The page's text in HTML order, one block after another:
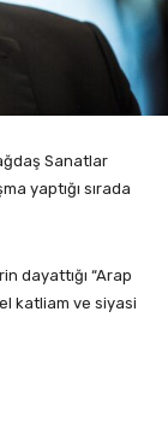
Sanatlar
yaptığı sırada
dayattığı “Arap
katliam ve siyasi